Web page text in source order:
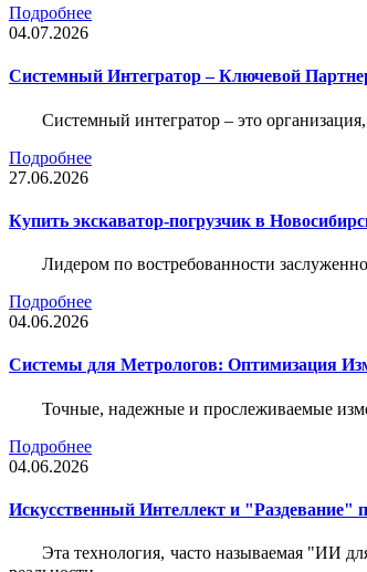
Подробнее
04.07.2026
Системный Интегратор – Ключевой
Системный интегратор – это
Подробнее
27.06.2026
Купить экскаватор-погрузчик в
Лидером по востребованности
Подробнее
04.06.2026
Системы для Метрологов: Оптимизация
Точные, надежные и прослеживаемые
Подробнее
04.06.2026
Искусственный Интеллект и "Раздевание"
Эта технология, часто называемая "ИИ